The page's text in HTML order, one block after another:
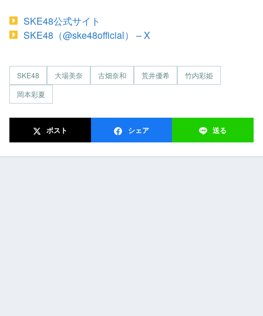
SKE48公式サイト
SKE48（@ske48official） – X
SKE48 大場美奈 古畑奈和 荒井優希
竹内彩姫
岡本彩夏
ポスト シェア 送る